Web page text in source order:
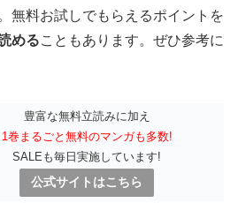
無料お試しでもらえるポイントを
めることもあります。ぜひ参考に
豊富な無料立読みに加え
1巻まるごと無料のマンガも多数!
SALEも毎日実施しています!
公式サイトはこちら